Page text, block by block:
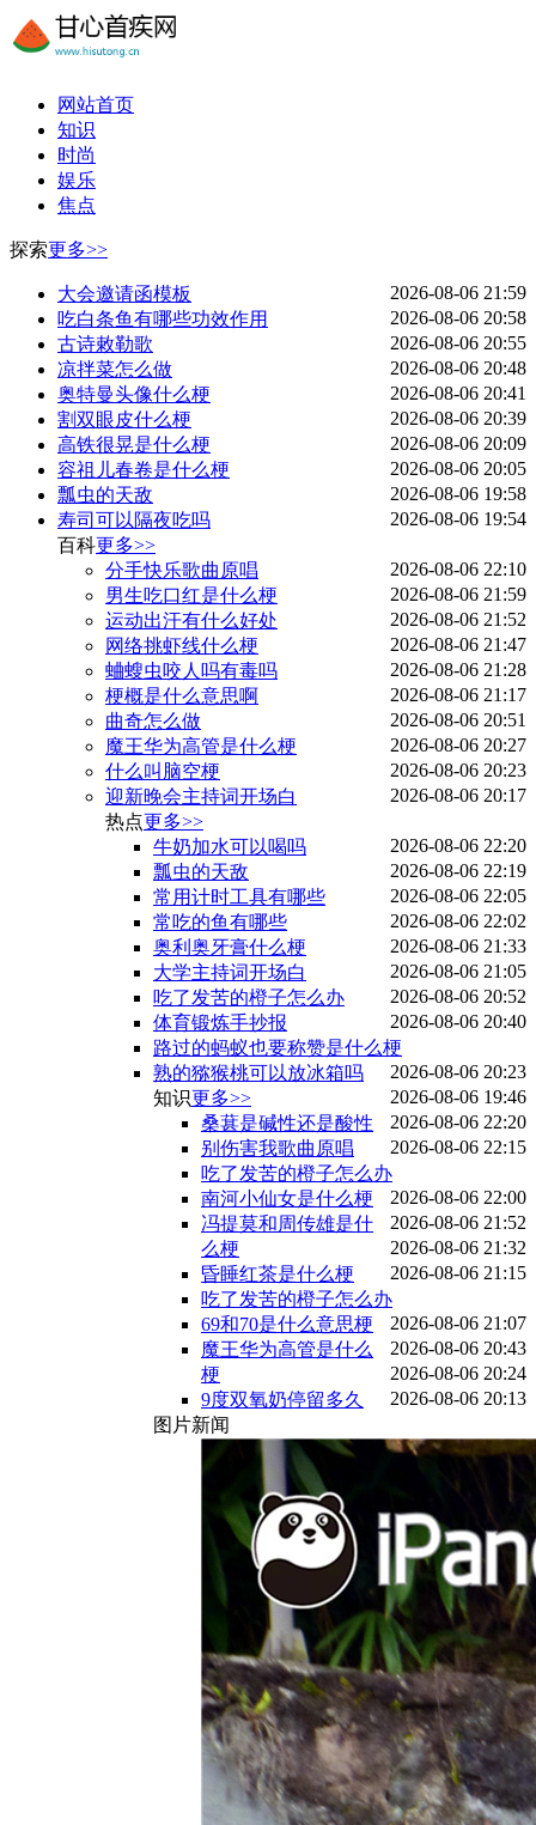
网站首页
知识
时尚
娱乐
焦点
探索更多>>
大会邀请函模板
2026-08-06 21:59
吃白条鱼有哪些功效作用
2026-08-06 20:58
古诗敕勒歌
2026-08-06 20:55
凉拌菜怎么做
2026-08-06 20:48
奥特曼头像什么梗
2026-08-06 20:41
割双眼皮什么梗
2026-08-06 20:39
高铁很晃是什么梗
2026-08-06 20:09
容祖儿春卷是什么梗
2026-08-06 20:05
瓢虫的天敌
2026-08-06 19:58
寿司可以隔夜吃吗
2026-08-06 19:54
百科更多>>
分手快乐歌曲原唱
2026-08-06 22:10
男生吃口红是什么梗
2026-08-06 21:59
运动出汗有什么好处
2026-08-06 21:52
网络挑虾线什么梗
2026-08-06 21:47
蛐螋虫咬人吗有毒吗
2026-08-06 21:28
梗概是什么意思啊
2026-08-06 21:17
曲奇怎么做
2026-08-06 20:51
魔王华为高管是什么梗
2026-08-06 20:27
什么叫脑空梗
2026-08-06 20:23
迎新晚会主持词开场白
2026-08-06 20:17
热点更多>>
牛奶加水可以喝吗
2026-08-06 22:20
瓢虫的天敌
2026-08-06 22:19
常用计时工具有哪些
2026-08-06 22:05
常吃的鱼有哪些
2026-08-06 22:02
奥利奥牙膏什么梗
2026-08-06 21:33
大学主持词开场白
2026-08-06 21:05
吃了发苦的橙子怎么办
2026-08-06 20:52
体育锻炼手抄报
2026-08-06 20:40
路过的蚂蚁也要称赞是什么梗
2026-08-06 20:23
熟的猕猴桃可以放冰箱吗
2026-08-06 19:46
知识更多>>
桑葚是碱性还是酸性
2026-08-06 22:20
别伤害我歌曲原唱
2026-08-06 22:15
吃了发苦的橙子怎么办
2026-08-06 22:00
南河小仙女是什么梗
2026-08-06 21:52
冯提莫和周传雄是什
么梗
2026-08-06 21:32
昏睡红茶是什么梗
2026-08-06 21:15
吃了发苦的橙子怎么办
2026-08-06 21:07
69和70是什么意思梗
2026-08-06 20:43
魔王华为高管是什么
梗
2026-08-06 20:24
9度双氧奶停留多久
2026-08-06 20:13
图片新闻